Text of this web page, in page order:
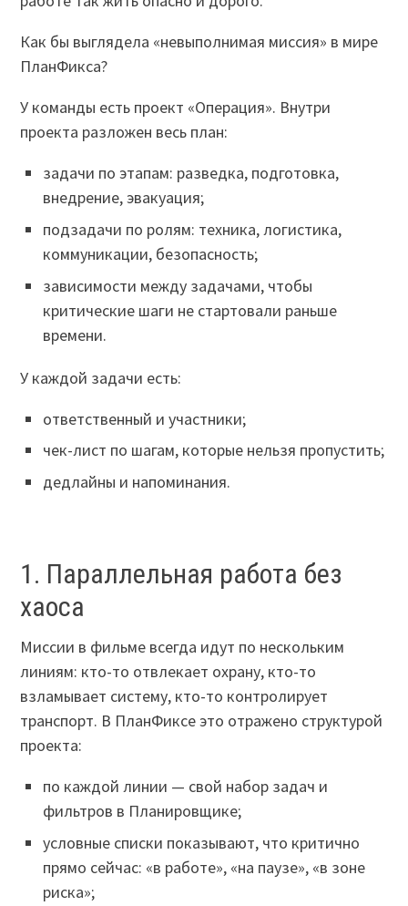
Как бы выглядела «невыполнимая миссия» в мире
ПланФикса?
У команды есть проект «Операция». Внутри
проекта разложен весь план:
задачи по этапам: разведка, подготовка,
внедрение, эвакуация;
подзадачи по ролям: техника, логистика,
коммуникации, безопасность;
зависимости между задачами, чтобы
критические шаги не стартовали раньше
времени.
У каждой задачи есть:
ответственный и участники;
чек-лист по шагам, которые нельзя пропустить;
дедлайны и напоминания.
1. Параллельная работа без
хаоса
Миссии в фильме всегда идут по нескольким
линиям: кто-то отвлекает охрану, кто-то
взламывает систему, кто-то контролирует
транспорт. В ПланФиксе это отражено структурой
проекта:
по каждой линии — свой набор задач и
фильтров в Планировщике;
условные списки показывают, что критично
прямо сейчас: «в работе», «на паузе», «в зоне
риска»;